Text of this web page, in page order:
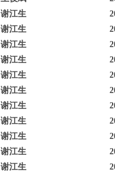
谢江生
谢江生
谢江生
谢江生
谢江生
谢江生
谢江生
谢江生
谢江生
谢江生
谢江生